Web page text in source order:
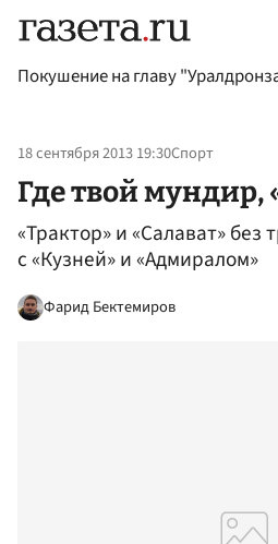
Покушение на главу
18 сентября 2013 19:30Спорт
Где твой мундир,
«Трактор» и «Салават» без
с «Кузней» и «Адмиралом»
Фарид Бектемиров